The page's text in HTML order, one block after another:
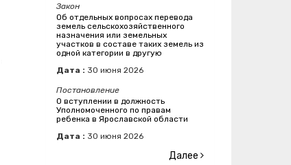
Закон
Об отдельных вопросах перевода
земель сельскохозяйственного
назначения или земельных
участков в составе таких земель из
одной категории в другую
Дата : 30 июня 2026
Постановление
О вступлении в должность
Уполномоченного по правам
ребенка в Ярославской области
Дата : 30 июня 2026
Далее